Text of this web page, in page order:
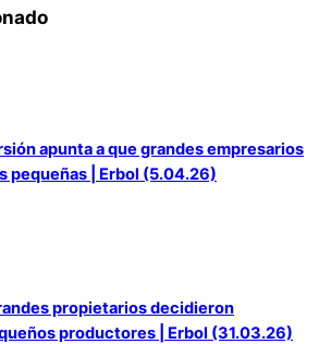
apunta a que grandes empresarios
pequeñas | Erbol (5.04.26)
propietarios decidieron
productores | Erbol (31.03.26)